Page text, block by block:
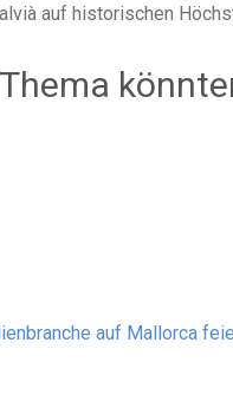
auf historischen
auf Mallorca